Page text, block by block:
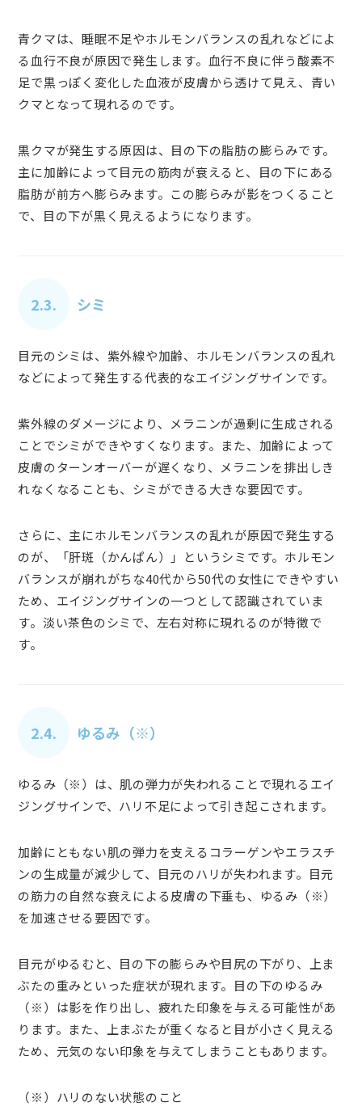
青クマは、睡眠不足やホルモンバランスの乱れなどによ
る血行不良が原因で発生します。血行不良に伴う酸素不
足で黒っぽく変化した血液が皮膚から透けて見え、青い
クマとなって現れるのです。
黒クマが発生する原因は、目の下の脂肪の膨らみです。
主に加齢によって目元の筋肉が衰えると、目の下にある
脂肪が前方へ膨らみます。この膨らみが影をつくること
で、目の下が黒く見えるようになります。
2.3. シミ
目元のシミは、紫外線や加齢、ホルモンバランスの乱れ
などによって発生する代表的なエイジングサインです。
紫外線のダメージにより、メラニンが過剰に生成される
ことでシミができやすくなります。また、加齢によって
皮膚のターンオーバーが遅くなり、メラニンを排出しき
れなくなることも、シミができる大きな要因です。
さらに、主にホルモンバランスの乱れが原因で発生する
のが、「肝斑（かんぱん）」というシミです。ホルモン
バランスが崩れがちな40代から50代の女性にできやすい
ため、エイジングサインの一つとして認識されていま
す。淡い茶色のシミで、左右対称に現れるのが特徴で
す。
2.4. ゆるみ（※）
ゆるみ（※）は、肌の弾力が失われることで現れるエイ
ジングサインで、ハリ不足によって引き起こされます。
加齢にともない肌の弾力を支えるコラーゲンやエラスチ
ンの生成量が減少して、目元のハリが失われます。目元
の筋力の自然な衰えによる皮膚の下垂も、ゆるみ（※）
を加速させる要因です。
目元がゆるむと、目の下の膨らみや目尻の下がり、上ま
ぶたの重みといった症状が現れます。目の下のゆるみ
（※）は影を作り出し、疲れた印象を与える可能性があ
ります。また、上まぶたが重くなると目が小さく見える
ため、元気のない印象を与えてしまうこともあります。
（※）ハリのない状態のこと